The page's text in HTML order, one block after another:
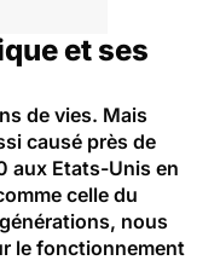
et ses
de vies. Mais
causé près de
aux Etats-Unis en
celle du
nous
le fonctionnement